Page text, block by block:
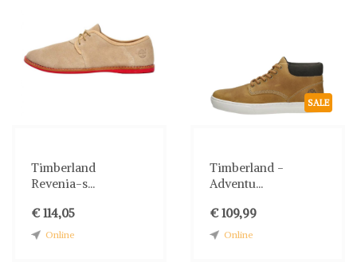
Timberland
Revenia-s...
€ 114,05
Online
SALE
Timberland -
Adventu...
€ 109,99
Online